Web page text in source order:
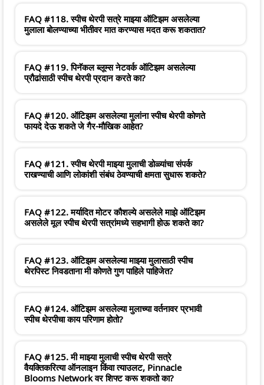
FAQ #118. स्पीच थेरपी सत्रे माझ्या ऑटिझम असलेल्या
मुलाला बोलण्याच्या भीतीवर मात करण्यास मदत करू शकतात?
FAQ #119. पिनॅकल ब्लूम्स नेटवर्क ऑटिझम असलेल्या
प्रौढांसाठी स्पीच थेरपी प्रदान करते का?
FAQ #120. ऑटिझम असलेल्या मुलांना स्पीच थेरपी कोणते
फायदे देऊ शकते जे गैर-मौखिक आहेत?
FAQ #121. स्पीच थेरपी माझ्या मुलाची डोळ्यांचा संपर्क
राखण्याची आणि लोकांशी संबंध ठेवण्याची क्षमता सुधारू शकते?
FAQ #122. मर्यादित मोटर कौशल्ये असलेले माझे ऑटिझम
असलेले मूल स्पीच थेरपी सत्रांमध्ये सहभागी होऊ शकते का?
FAQ #123. ऑटिझम असलेल्या माझ्या मुलासाठी स्पीच
थेरपिस्ट निवडताना मी कोणते गुण पाहिले पाहिजेत?
FAQ #124. ऑटिझम असलेल्या मुलाच्या वर्तनावर प्रभावी
स्पीच थेरपीचा काय परिणाम होतो?
FAQ #125. मी माझ्या मुलाची स्पीच थेरपी सत्रे
वैयक्तिकरित्या ऑनलाइन किंवा त्याउलट, Pinnacle
Blooms Network वर शिफ्ट करू शकतो का?